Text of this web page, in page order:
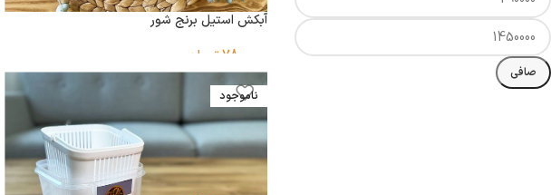
صافی
آبکش استیل برنج شور
780,000تومان
ناموجود